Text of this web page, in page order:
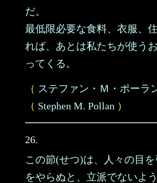
だ。
最低限必要な食料、衣服、
れば、あとは私たちが使う
ってくる。
（ ステファン・Ｍ・ポーラ
（ Stephen M. Pollan ）
26.
この節(せつ)は、人々の目
をやらぬと、立派でないよ